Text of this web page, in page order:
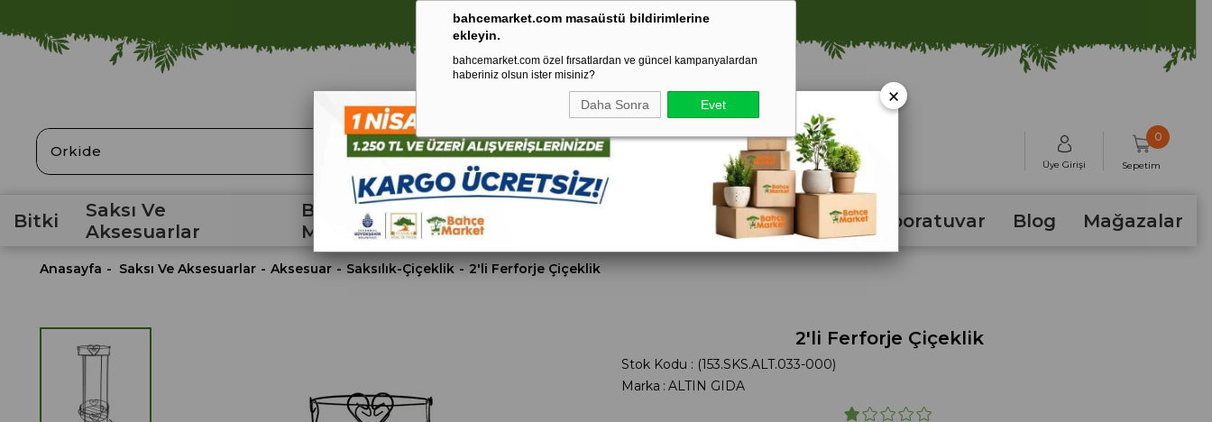
bahcemarket.com masaüstü bildirimlerine
ekleyin.
bahcemarket.com özel fırsatlardan ve güncel kampanyalardan
haberiniz olsun ister misiniz?
Daha Sonra Evet
⚠️ SATIŞLARIMIZ YALNIZCA İSTANBUL İLİ İLE SINIRLIDIR.
ARA
Üye Girişi Sepetim
0
Bitki
Saksı Ve
Aksesuarlar
Bahçe
Malzemeleri
Tohum Laboratuvar Blog Mağazalar
Anasayfa Saksı Ve Aksesuarlar Aksesuar Saksılık-Çiçeklik 2'li Ferforje Çiçeklik
2'li Ferforje Çiçeklik
Stok Kodu
(153.SKS.ALT.033-000)
Marka : ALTIN GIDA
×